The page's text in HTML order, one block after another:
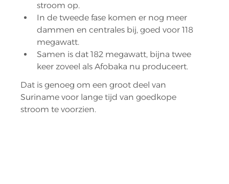
stroom op.
In de tweede fase komen er nog meer
dammen en centrales bij, goed voor 118
megawatt.
Samen is dat 182 megawatt, bijna twee
keer zoveel als Afobaka nu produceert.
Dat is genoeg om een groot deel van
Suriname voor lange tijd van goedkope
stroom te voorzien.